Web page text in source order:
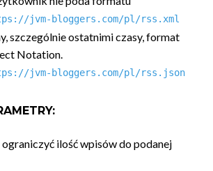
jvm-bloggers.com/pl/rss.xml
szczególnie ostatnimi czasy, format
Notation.
jvm-bloggers.com/pl/rss.json
ilość wpisów do podanej